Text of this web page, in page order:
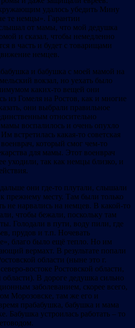
удалось убедить Мину
те немцы». Гарантии
от мамы, что мой дедушка
и сказал, чтобы немедленно
в часть и будет с товарищами
немцев.
и бабушка с моей мамой на
вокзал, но уехать было
каких-то вещей они
из Гомеля на Ростов, как и многие
они выбрали правильное
относительно
воспалилось и очень опухло
встретилась какая-то советская
который смог чем-то
для мамы. Этот военврач
уходили, так как немцы близко, и
они где-то плутали, слышали
прежнему месту. Там были только
не нарвались на немцев. В какой-то
чтобы бежали, поскольку там
Голодали в пути, воду пили, где
прудов и т.п. Ночевать
благо было ещё тепло. Но им
вермахт. В результате попали
области (ныне это г.
востоке Ростовской области,
области). В дороге дедушка сильно
заболеванием, скорее всего,
Морозовске, там же его и
прабабушка, бабушка и мама
Бабушка устроилась работать – то